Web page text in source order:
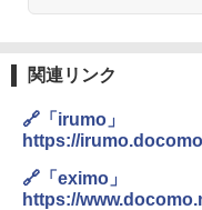
関連リンク
🔗「irumo」
https://
🔗「eximo」
https://